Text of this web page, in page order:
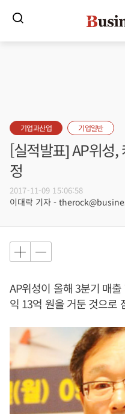
기업과산업 기업일반
[실적발표] AP위성
정
2017-11-09 15:06:58
이대락 기자 -
AP위성이 올해 3분기 매
익 13억 원을 거둔 것으로